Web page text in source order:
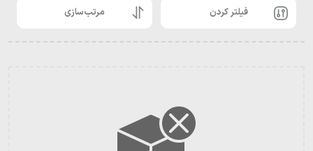
فیلتر کردن مرتب‌سازی